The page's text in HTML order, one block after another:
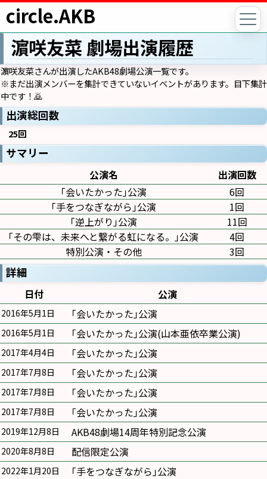
circle.AKB
濵咲友菜 劇場出演履歴
濵咲友菜さんが出演したAKB48劇場公演一覧です。
※まだ出演メンバーを集計できていないイベントがあります。目下集計
中です！🙇
出演総回数
25回
サマリー
公演名
出演回数
｢会いたかった｣公演
6回
｢手をつなぎながら｣公演
1回
｢逆上がり｣公演
11回
｢その雫は、未来へと繋がる虹になる。｣公演
4回
特別公演・その他
3回
詳細
日付 公演
2016年5月1日 ｢会いたかった｣公演
2016年5月1日 ｢会いたかった｣公演(山本亜依卒業公演)
2017年4月4日 ｢会いたかった｣公演
2017年7月8日 ｢会いたかった｣公演
2017年7月8日 ｢会いたかった｣公演
2017年7月8日 ｢会いたかった｣公演
2019年12月8日 AKB48劇場14周年特別記念公演
2020年8月8日 配信限定公演
2022年1月20日 ｢手をつなぎながら｣公演